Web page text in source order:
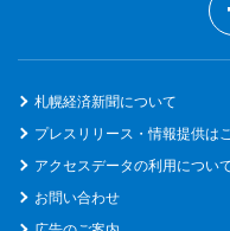
札幌経済新聞について
プレスリリース・情報提供は
アクセスデータの利用につい
お問い合わせ